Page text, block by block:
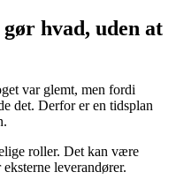
hvad, uden at
var glemt, men fordi
det. Derfor er en tidsplan
roller. Det kan være
leverandører.